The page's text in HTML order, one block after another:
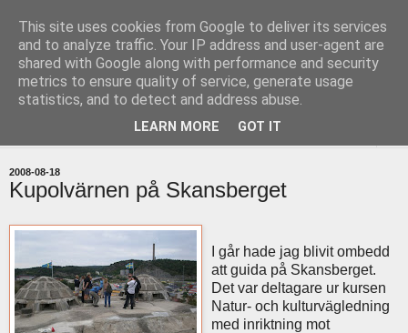
uddevallabloggen.se
med stort och smått från Uddevallas horisont
2008-08-18
Kupolvärnen på Skansberget
I går hade jag blivit ombedd
att guida på Skansberget.
Det var deltagare ur kursen
Natur- och kulturvägledning
med inriktning mot
This site uses cookies from Google to deliver its services
and to analyze traffic. Your IP address and user-agent are
shared with Google along with performance and security
metrics to ensure quality of service, generate usage
statistics, and to detect and address abuse.
LEARN MORE GOT IT